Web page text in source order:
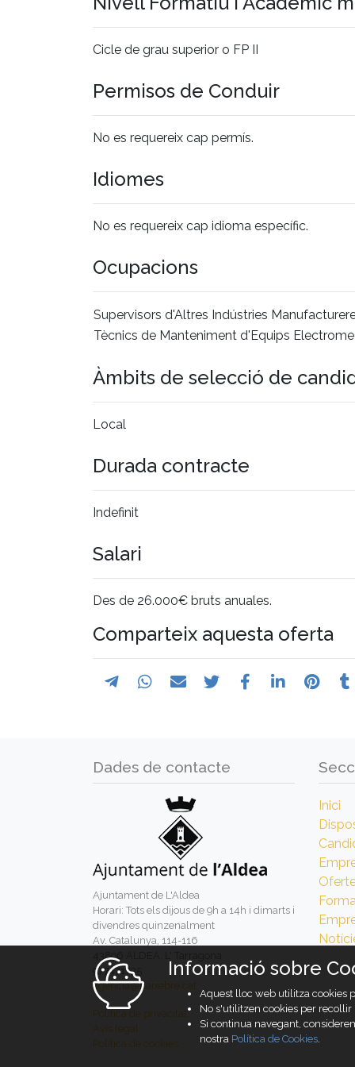
Cicle de grau superior o FP II
Permisos de Conduir
No es requereix cap permís.
Idiomes
No es requereix cap idioma específic.
Ocupacions
Supervisors d'Altres Indústries
Tècnics de Manteniment d'Equips
Àmbits de selecció de
Local
Durada contracte
Indefinit
Salari
Des de 26.000€ bruts anuales.
Comparteix aquesta oferta
Dades de contacte
Ajuntament de L'Aldea
Horari: Tots els dijous de 9h a 14h i dimarts i
divendres quinzenalment
Av. Catalunya, 114-116
43896 ALDEA, L' Tarragona
977471735
agencia@baixebre.cat
Política de privacitat
Avís legal
Política de cookies
Inici
Informació sobre
Aquest lloc web utilitza cookies
No s'utilitzen cookies per
Si continua navegant,
nostra Política de Cookies.